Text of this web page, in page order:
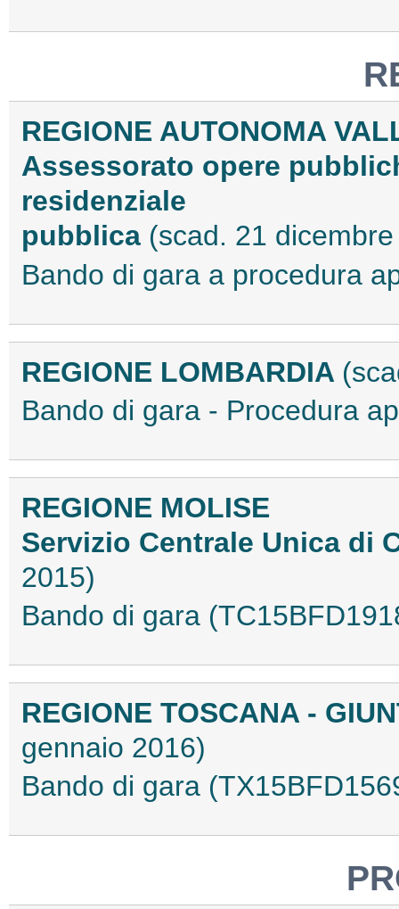
REGIONE AUTONOMA
Assessorato opere
residenziale
pubblica (scad. 21
Bando di gara a procedura
REGIONE LOMBARDIA
Bando di gara - Procedura
REGIONE MOLISE
Servizio Centrale Unica di
2015)
Bando di gara
REGIONE TOSCANA -
gennaio 2016)
Bando di gara